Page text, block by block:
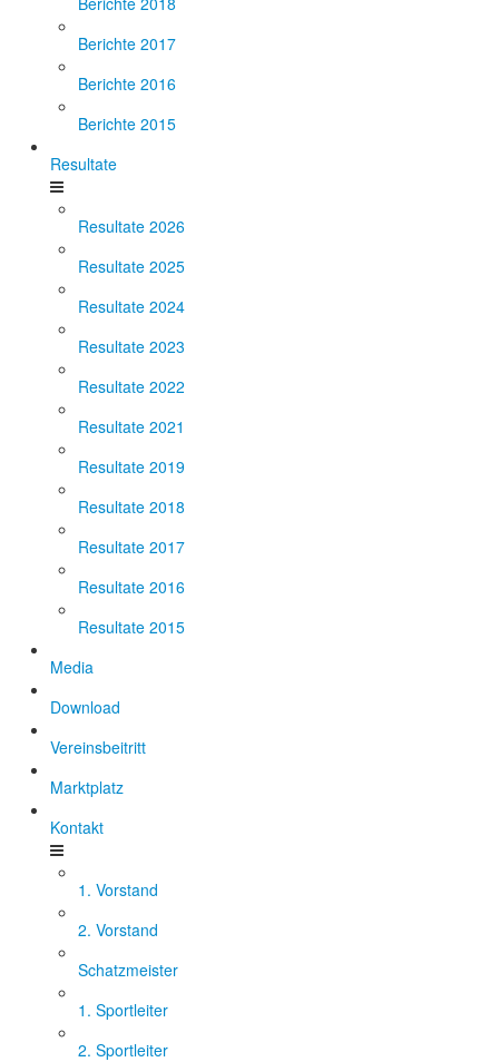
Berichte 2017
Berichte 2016
Berichte 2015
Resultate
Resultate 2026
Resultate 2025
Resultate 2024
Resultate 2023
Resultate 2022
Resultate 2021
Resultate 2019
Resultate 2018
Resultate 2017
Resultate 2016
Resultate 2015
Media
Download
Vereinsbeitritt
Marktplatz
Kontakt
1. Vorstand
2. Vorstand
Schatzmeister
1. Sportleiter
2. Sportleiter